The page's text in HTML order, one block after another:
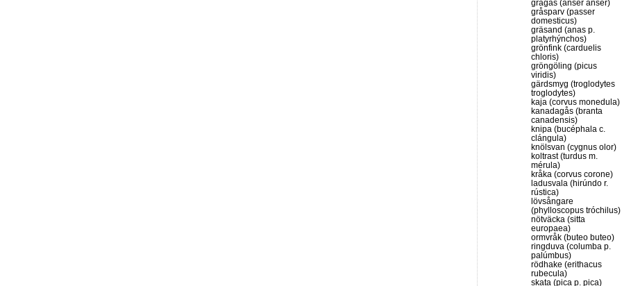
grågås (anser anser)
gråsparv (passer
domesticus)
gräsand (anas p.
platyrhýnchos)
grönfink (carduelis
chloris)
gröngöling (picus
viridis)
gärdsmyg (troglodytes
troglodytes)
kaja (corvus monedula)
kanadagås (branta
canadensis)
knipa (bucéphala c.
clángula)
knölsvan (cygnus olor)
koltrast (turdus m.
mérula)
kråka (corvus corone)
ladusvala (hirúndo r.
rústica)
lövsångare
(phylloscopus tróchilus)
nötväcka (sitta
europaea)
ormvråk (buteo buteo)
ringduva (columba p.
palúmbus)
rödhake (erithacus
rubecula)
skata (pica p. pica)